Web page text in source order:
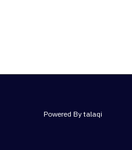
Powered By talaqi